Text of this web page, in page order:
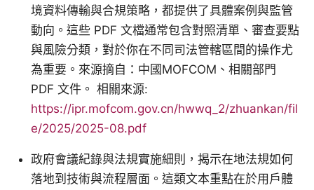
境資料傳輸與合規策略，都提供了具體案例與監管
動向。這些 PDF 文檔通常包含對照清單、審查要點
與風險分類，對於你在不同司法管轄區間的操作尤
為重要。來源摘自：中國MOFCOM、相關部門
PDF 文件。 相關來源:
https://ipr.mofcom.gov.cn/hwwq_2/zhuankan/fil
e/2025/2025-08.pdf
政府會議紀錄與法規實施細則，揭示在地法規如何
落地到技術與流程層面。這類文本重點在於用戶體